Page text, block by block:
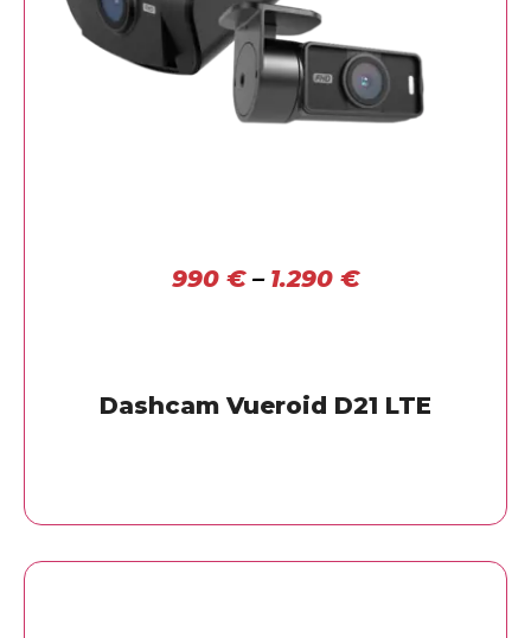
990 € – 1.290 €
Dashcam Vueroid D21 LTE